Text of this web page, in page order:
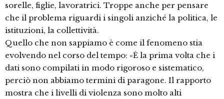
sorelle, figlie, lavoratrici. Troppe anche per pensare
che il problema riguardi i singoli anziché la politica, le
istituzioni, la collettività.
Quello che non sappiamo è come il fenomeno stia
evolvendo nel corso del tempo: «È la prima volta che i
dati sono compilati in modo rigoroso e sistematico,
perciò non abbiamo termini di paragone. Il rapporto
mostra che i livelli di violenza sono molto alti